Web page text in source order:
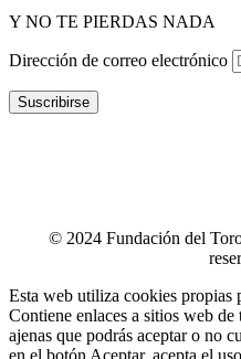
Y NO TE PIERDAS NADA
Dirección de correo electrónico
Suscribirse
© 2024 Fundación del
Esta web utiliza cookies propias
Contiene enlaces a sitios web
ajenas que podrás aceptar o no
en el botón Aceptar, acepta el